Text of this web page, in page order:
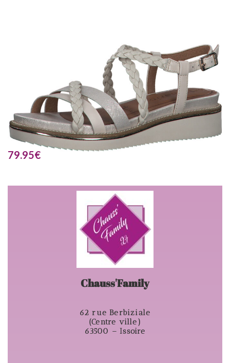
79.95€
Chauss'Family
62 rue Berbiziale
(Centre ville)
63500 – Issoire